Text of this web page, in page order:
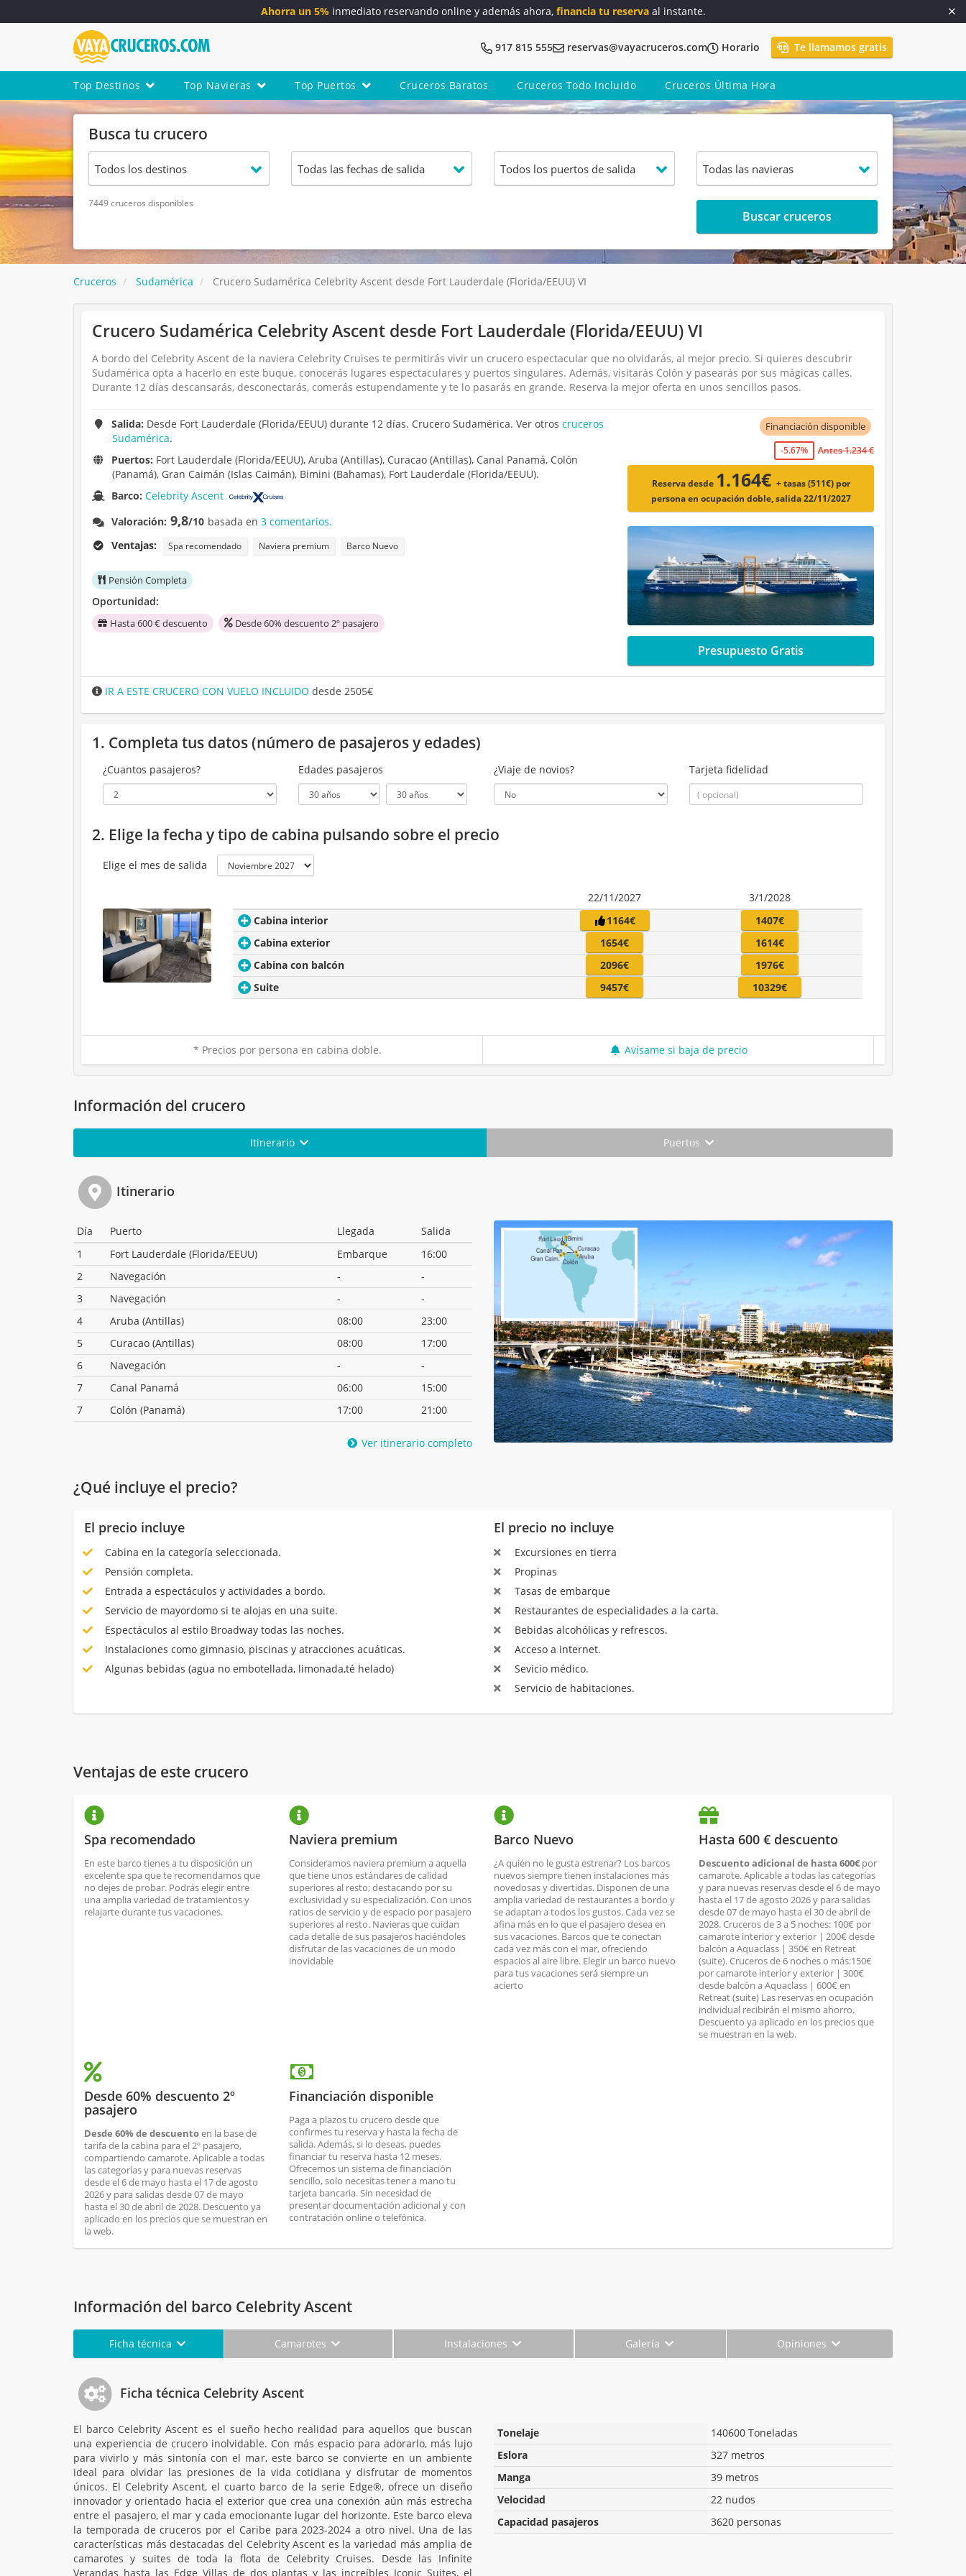
Ahorra un 5% inmediato reservando online y además ahora, financia tu reserva al instante.
917 815 555 reservas@vayacruceros.com Horario Te llamamos gratis
Top Destinos Top Navieras Top Puertos Cruceros Baratos Cruceros Todo Incluido Cruceros Última Hora
Busca tu crucero
7449 cruceros disponibles
Buscar cruceros
Cruceros Sudamérica Crucero Sudamérica Celebrity Ascent desde Fort Lauderdale (Florida/EEUU) VI
Crucero Sudamérica Celebrity Ascent desde Fort Lauderdale (Florida/EEUU) VI
A bordo del Celebrity Ascent de la naviera Celebrity Cruises te permitirás vivir un crucero espectacular que no olvidarás, al mejor precio. Si quieres descubrir
Sudamérica opta a hacerlo en este buque, conocerás lugares espectaculares y puertos singulares. Además, visitarás Colón y pasearás por sus mágicas calles.
Durante 12 días descansarás, desconectarás, comerás estupendamente y te lo pasarás en grande. Reserva la mejor oferta en unos sencillos pasos.
Salida: Desde Fort Lauderdale (Florida/EEUU) durante 12 días. Crucero Sudamérica. Ver otroscruceros
Sudamérica.
Puertos: Fort Lauderdale (Florida/EEUU), Aruba (Antillas), Curacao (Antillas), Canal Panamá, Colón
(Panamá), Gran Caimán (Islas Caimán), Bimini (Bahamas), Fort Lauderdale (Florida/EEUU).
Barco:Celebrity Ascent
Valoración: 9,8/10 basada en3 comentarios.
Ventajas:
Spa recomendado Naviera premium Barco Nuevo
Pensión Completa
Oportunidad:
Hasta 600 € descuento Desde 60% descuento 2º pasajero
Financiación disponible
-5.67% Antes 1.234 €
Reserva desde 1.164€ + tasas (511€) por
persona en ocupación doble, salida 22/11/2027
Presupuesto Gratis
IR A ESTE CRUCERO CON VUELO INCLUIDO desde 2505€
1. Completa tus datos (número de pasajeros y edades)
¿Cuantos pasajeros? Edades pasajeros ¿Viaje de novios? Tarjeta fidelidad
2. Elige la fecha y tipo de cabina pulsando sobre el precio
Elige el mes de salida
22/11/2027
3/1/2028
Cabina interior
1164€
1407€
Cabina exterior
1654€
1614€
Cabina con balcón
2096€
1976€
Suite
9457€ 10329€
* Precios por persona en cabina doble. Avísame si baja de precio
Información del crucero
Itinerario Puertos
Itinerario
Día Puerto Llegada
Salida
1
Fort Lauderdale (Florida/EEUU) Embarque
16:00
2
Navegación -
-
3
Navegación -
-
4
Aruba (Antillas) 08:00
23:00
5
Curacao (Antillas) 08:00
17:00
6
Navegación -
-
7
Canal Panamá 06:00
15:00
7
Colón (Panamá) 17:00 21:00
Ver itinerario completo
¿Qué incluye el precio?
El precio incluye
Cabina en la categoría seleccionada.
Pensión completa.
Entrada a espectáculos y actividades a bordo.
Servicio de mayordomo si te alojas en una suite.
Espectáculos al estilo Broadway todas las noches.
Instalaciones como gimnasio, piscinas y atracciones acuáticas.
Algunas bebidas (agua no embotellada, limonada,té helado)
El precio no incluye
Excursiones en tierra
Propinas
Tasas de embarque
Restaurantes de especialidades a la carta.
Bebidas alcohólicas y refrescos.
Acceso a internet.
Sevicio médico.
Servicio de habitaciones.
Ventajas de este crucero
Spa recomendado
En este barco tienes a tu disposición un
excelente spa que te recomendamos que
no dejes de probar. Podrás elegir entre
una amplia variedad de tratamientos y
relajarte durante tus vacaciones.
Naviera premium
Consideramos naviera premium a aquella
que tiene unos estándares de calidad
superiores al resto; destacando por su
exclusividad y su especialización. Con unos
ratios de servicio y de espacio por pasajero
superiores al resto. Navieras que cuidan
cada detalle de sus pasajeros haciéndoles
disfrutar de las vacaciones de un modo
inovidable
Barco Nuevo
¿A quién no le gusta estrenar? Los barcos
nuevos siempre tienen instalaciones más
novedosas y divertidas. Disponen de una
amplia variedad de restaurantes a bordo y
se adaptan a todos los gustos. Cada vez se
afina más en lo que el pasajero desea en
sus vacaciones. Barcos que te conectan
cada vez más con el mar, ofreciendo
espacios al aire libre. Elegir un barco nuevo
para tus vacaciones será siempre un
acierto
Hasta 600 € descuento
Descuento adicional de hasta 600€ por
camarote. Aplicable a todas las categorías
y para nuevas reservas desde el 6 de mayo
hasta el 17 de agosto 2026 y para salidas
desde 07 de mayo hasta el 30 de abril de
2028. Cruceros de 3 a 5 noches: 100€ por
camarote interior y exterior | 200€ desde
balcón a Aquaclass | 350€ en Retreat
(suite). Cruceros de 6 noches o más:150€
por camarote interior y exterior | 300€
desde balcón a Aquaclass | 600€ en
Retreat (suite) Las reservas en ocupación
individual recibirán el mismo ahorro.
Descuento ya aplicado en los precios que
se muestran en la web.
Desde 60% descuento 2º
pasajero
Desde 60% de descuentoen la base de
tarifa de la cabina para el 2º pasajero,
compartiendo camarote. Aplicable a todas
las categorías y para nuevas reservas
desde el 6 de mayo hasta el 17 de agosto
2026 y para salidas desde 07 de mayo
hasta el 30 de abril de 2028. Descuento ya
aplicado en los precios que se muestran en
la web.
Financiación disponible
Paga a plazos tu crucero desde que
confirmes tu reserva y hasta la fecha de
salida. Además, si lo deseas, puedes
financiar tu reserva hasta 12 meses.
Ofrecemos un sistema de financiación
sencillo, solo necesitas tener a mano tu
tarjeta bancaria. Sin necesidad de
presentar documentación adicional y con
contratación online o telefónica.
Información del barco Celebrity Ascent
Ficha técnica Camarotes Instalaciones Galería Opiniones
Ficha técnica Celebrity Ascent
El barco Celebrity Ascent es el sueño hecho realidad para aquellos que buscan
una experiencia de crucero inolvidable. Con más espacio para adorarlo, más lujo
para vivirlo y más sintonía con el mar, este barco se convierte en un ambiente
ideal para olvidar las presiones de la vida cotidiana y disfrutar de momentos
únicos. El Celebrity Ascent, el cuarto barco de la serie Edge®, ofrece un diseño
innovador y orientado hacia el exterior que crea una conexión aún más estrecha
entre el pasajero, el mar y cada emocionante lugar del horizonte. Este barco eleva
la temporada de cruceros por el Caribe para 2023-2024 a otro nivel. Una de las
características más destacadas del Celebrity Ascent es la variedad más amplia de
camarotes y suites de toda la flota de Celebrity Cruises. Desde las Infinite
Verandas hasta las Edge Villas de dos plantas y las increíbles Iconic Suites, el
Tonelaje
140600 Toneladas
Eslora
327 metros
Manga
39 metros
Velocidad
22 nudos
Capacidad pasajeros
3620 personas